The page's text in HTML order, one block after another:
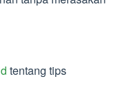
tentang tips